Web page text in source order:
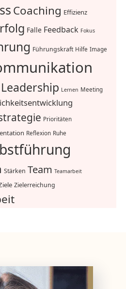
Coaching Effizienz
Falle Feedback Fokus
Führungskraft Hilfe Image
Leadership Lernen Meeting
Prioritäten
Reflexion Ruhe
Stärken Team Teamarbeit
Zielerreichung